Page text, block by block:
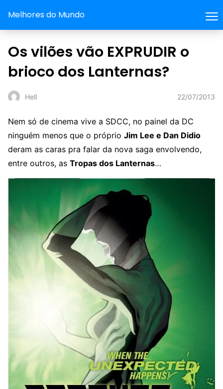
Melhores do Mundo
Os vilões vão EXPRUDIR o
brioco dos Lanternas?
Hell 22/07/2013
Nem só de cinema vive a SDCC, no painel da DC
ninguém menos que o próprio Jim Lee e Dan Didio
deram as caras pra falar da nova saga envolvendo,
entre outros, as Tropas dos Lanternas…